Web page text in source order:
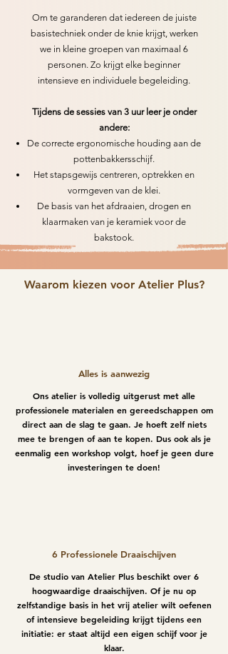
Om te garanderen dat iedereen de juiste
basistechniek onder de knie krijgt, werken
we in kleine groepen van maximaal 6
personen. Zo krijgt elke beginner
intensieve en individuele begeleiding.
Tijdens de sessies van 3 uur leer je onder
andere:
De correcte ergonomische houding aan de
pottenbakkersschijf.
Het stapsgewijs centreren, optrekken en
vormgeven van de klei.
De basis van het afdraaien, drogen en
klaarmaken van je keramiek voor de
bakstook.
Waarom kiezen voor Atelier Plus?
Alles is aanwezig
Ons atelier is volledig uitgerust met alle
professionele materialen en gereedschappen om
direct aan de slag te gaan. Je hoeft zelf niets
mee te brengen of aan te kopen. Dus ook als je
eenmalig een workshop volgt, hoef je geen dure
investeringen te doen!
6 Professionele Draaischijven
De studio van Atelier Plus beschikt over 6
hoogwaardige draaischijven. Of je nu op
zelfstandige basis in het vrij atelier wilt oefenen
of intensieve begeleiding krijgt tijdens een
initiatie: er staat altijd een eigen schijf voor je
klaar.